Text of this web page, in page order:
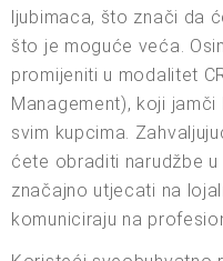
ljubimaca, što znači da
što je moguće veća.
promijeniti u modalitet
Management), koji
svim kupcima.
ćete obraditi narudžbe
značajno utjecati na
komuniciraju na